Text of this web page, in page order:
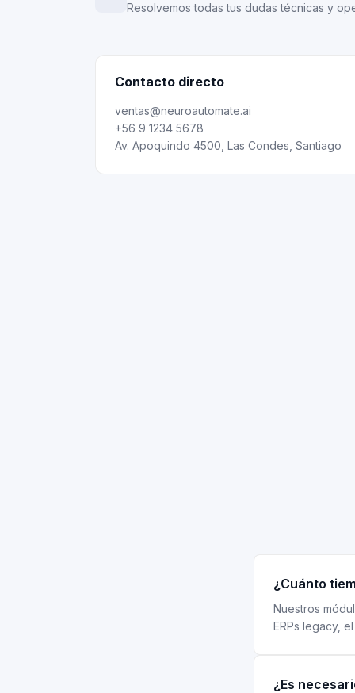
Resolvemos todas tus dudas técnicas y
Contacto directo
ventas@neuroautomate.ai
+56 9 1234 5678
Av. Apoquindo 4500, Las Condes, Santiago
¿Cuánto
Nuestros
ERPs legacy,
¿Es